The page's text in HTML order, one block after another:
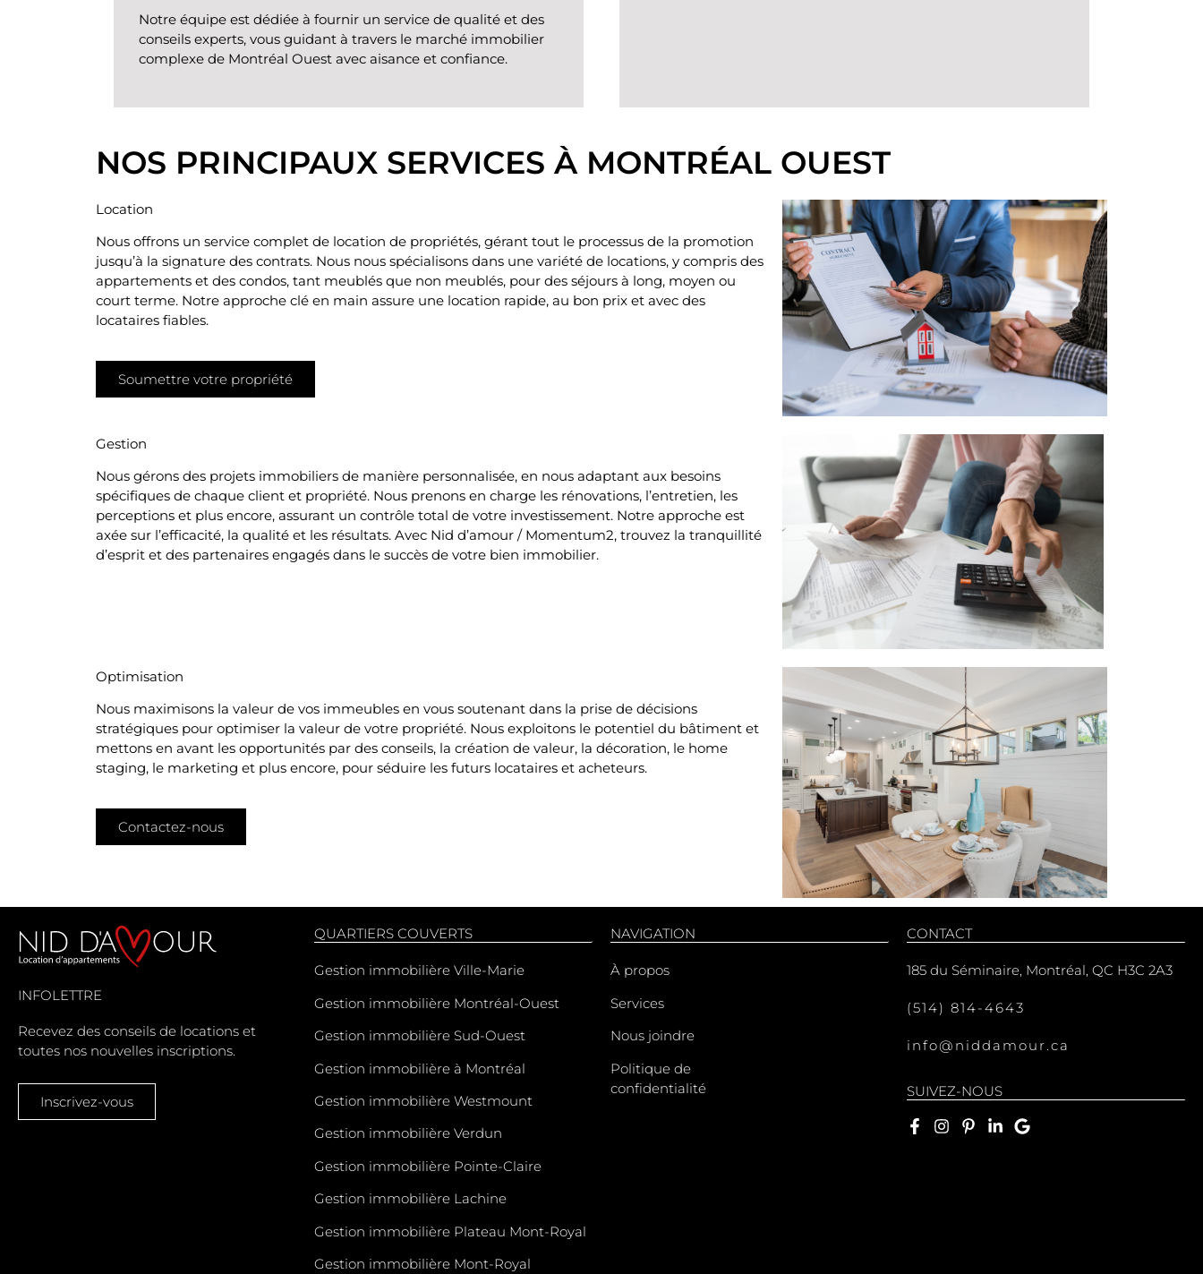
Notre équipe est dédiée à fournir un service de qualité et des
conseils experts, vous guidant à travers le marché immobilier
complexe de Montréal Ouest avec aisance et confiance.
NOS PRINCIPAUX SERVICES À MONTRÉAL OUEST
Location
Nous offrons un service complet de location de propriétés, gérant tout le processus de la promotion
jusqu’à la signature des contrats. Nous nous spécialisons dans une variété de locations, y compris des
appartements et des condos, tant meublés que non meublés, pour des séjours à long, moyen ou
court terme. Notre approche clé en main assure une location rapide, au bon prix et avec des
locataires fiables.
Soumettre votre propriété
Gestion
Nous gérons des projets immobiliers de manière personnalisée, en nous adaptant aux besoins
spécifiques de chaque client et propriété. Nous prenons en charge les rénovations, l’entretien, les
perceptions et plus encore, assurant un contrôle total de votre investissement. Notre approche est
axée sur l’efficacité, la qualité et les résultats. Avec Nid d’amour / Momentum2, trouvez la tranquillité
d’esprit et des partenaires engagés dans le succès de votre bien immobilier.
Optimisation
Nous maximisons la valeur de vos immeubles en vous soutenant dans la prise de décisions
stratégiques pour optimiser la valeur de votre propriété. Nous exploitons le potentiel du bâtiment et
mettons en avant les opportunités par des conseils, la création de valeur, la décoration, le home
staging, le marketing et plus encore, pour séduire les futurs locataires et acheteurs.
Contactez-nous
INFOLETTRE
Recevez des conseils de locations et
toutes nos nouvelles inscriptions.
Inscrivez-vous
QUARTIERS COUVERTS
Gestion immobilière Ville-Marie
Gestion immobilière Montréal-Ouest
Gestion immobilière Sud-Ouest
Gestion immobilière à Montréal
Gestion immobilière Westmount
Gestion immobilière Verdun
Gestion immobilière Pointe-Claire
Gestion immobilière Lachine
Gestion immobilière Plateau Mont-Royal
Gestion immobilière Mont-Royal
NAVIGATION
À propos
Services
Nous joindre
Politique de
confidentialité
CONTACT
185 du Séminaire, Montréal, QC H3C 2A3
(514) 814-4643
info@niddamour.ca
SUIVEZ-NOUS